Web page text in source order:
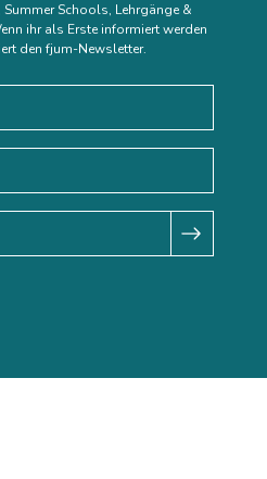
Schools, Lehrgänge &
ihr als Erste informiert werden
den fjum-Newsletter.